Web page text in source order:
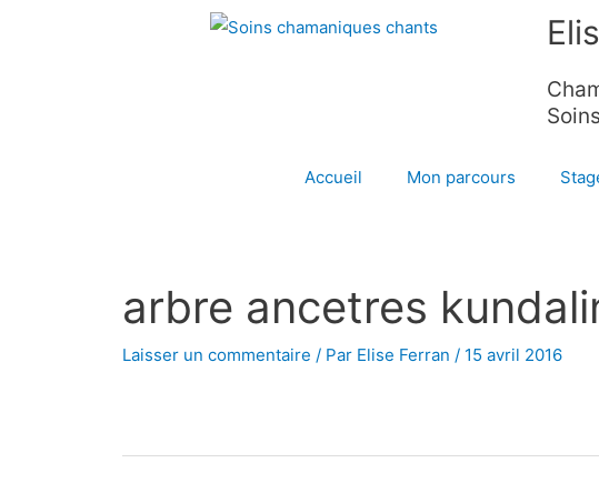
Accueil Mon parcours
arbre ancetres
Laisser un commentaire / Par Elise Ferran / 15 avril 2016
Navigation
des
articles